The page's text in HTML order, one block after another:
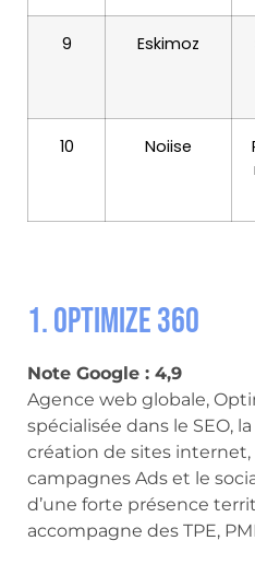
9 Eskimoz
10 Noiise
1. Optimize 360
Note Google : 4,9
Agence web globale,
spécialisée dans le SEO,
création de sites internet,
campagnes Ads et le
d’une forte présence
accompagne des TPE,